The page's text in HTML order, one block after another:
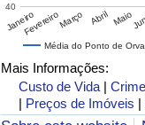
Média do Ponto de
JaneiroFevereiroMarço Abril Maio
40
Mais Informações:
Custo de Vida |Crime
| Preços de Imóveis |